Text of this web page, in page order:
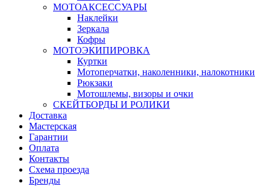
МОТОАКСЕССУАРЫ
Наклейки
Зеркала
Кофры
МОТОЭКИПИРОВКА
Куртки
Мотоперчатки, наколенники, налокотники
Рюкзаки
Мотошлемы, визоры и очки
СКЕЙТБОРДЫ И РОЛИКИ
Доставка
Мастерская
Гарантии
Оплата
Контакты
Схема проезда
Бренды